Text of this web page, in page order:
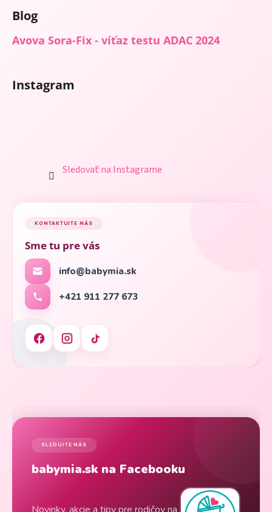
Blog
Avova Sora-Fix - víťaz testu ADAC 2024
Instagram
Sledovať na Instagrame
KONTAKTUJTE NÁS
Sme tu pre vás
info@babymia.sk
+421 911 277 673
SLEDUJTE NÁS
babymia.sk na Facebooku